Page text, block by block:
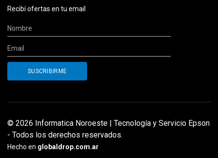
Recibí ofertas en tu email
© 2026 Informatica Noroeste | Tecnología y Servicio Epson
- Todos los derechos reservados.
Hecho en globaldrop.com.ar